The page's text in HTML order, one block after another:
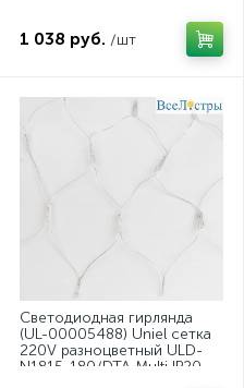
1 038 руб. /шт
Светодиодная гирлянда
(UL-00005488) Uniel сетка
220V разноцветный ULD-
N1815-180/DTA Multi IP20